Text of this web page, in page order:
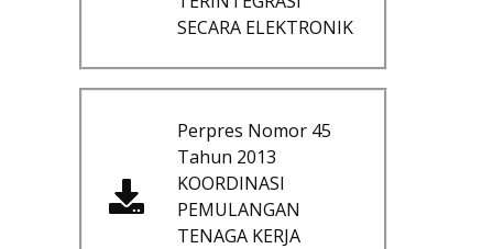
SECARA ELEKTRONIK
Perpres Nomor 45
Tahun 2013
KOORDINASI
PEMULANGAN
TENAGA KERJA